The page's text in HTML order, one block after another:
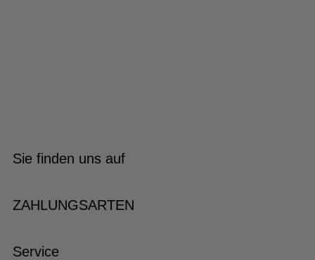
Sie finden uns auf
ZAHLUNGSARTEN
Service